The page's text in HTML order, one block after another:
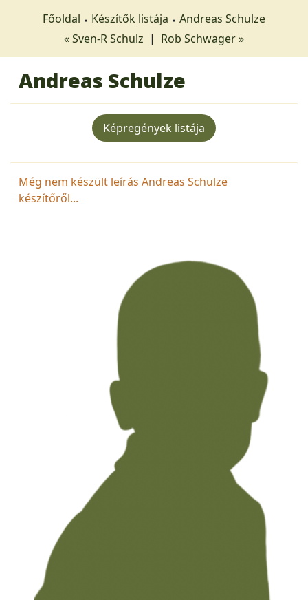
Főoldal Készítők listája
Andreas Schulze
« Sven-R Schulz | Rob Schwager »
Andreas Schulze
Képregények listája
Még nem készült leírás Andreas Schulze
készítőről...